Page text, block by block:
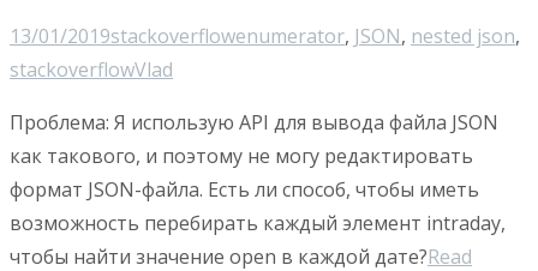
13/01/2019stackoverflowenumerator, JSON, nested json,
stackoverflowVlad
Проблема: Я использую API для вывода файла JSON
как такового, и поэтому не могу редактировать
формат JSON-файла. Есть ли способ, чтобы иметь
возможность перебирать каждый элемент intraday,
чтобы найти значение open в каждой дате?Read